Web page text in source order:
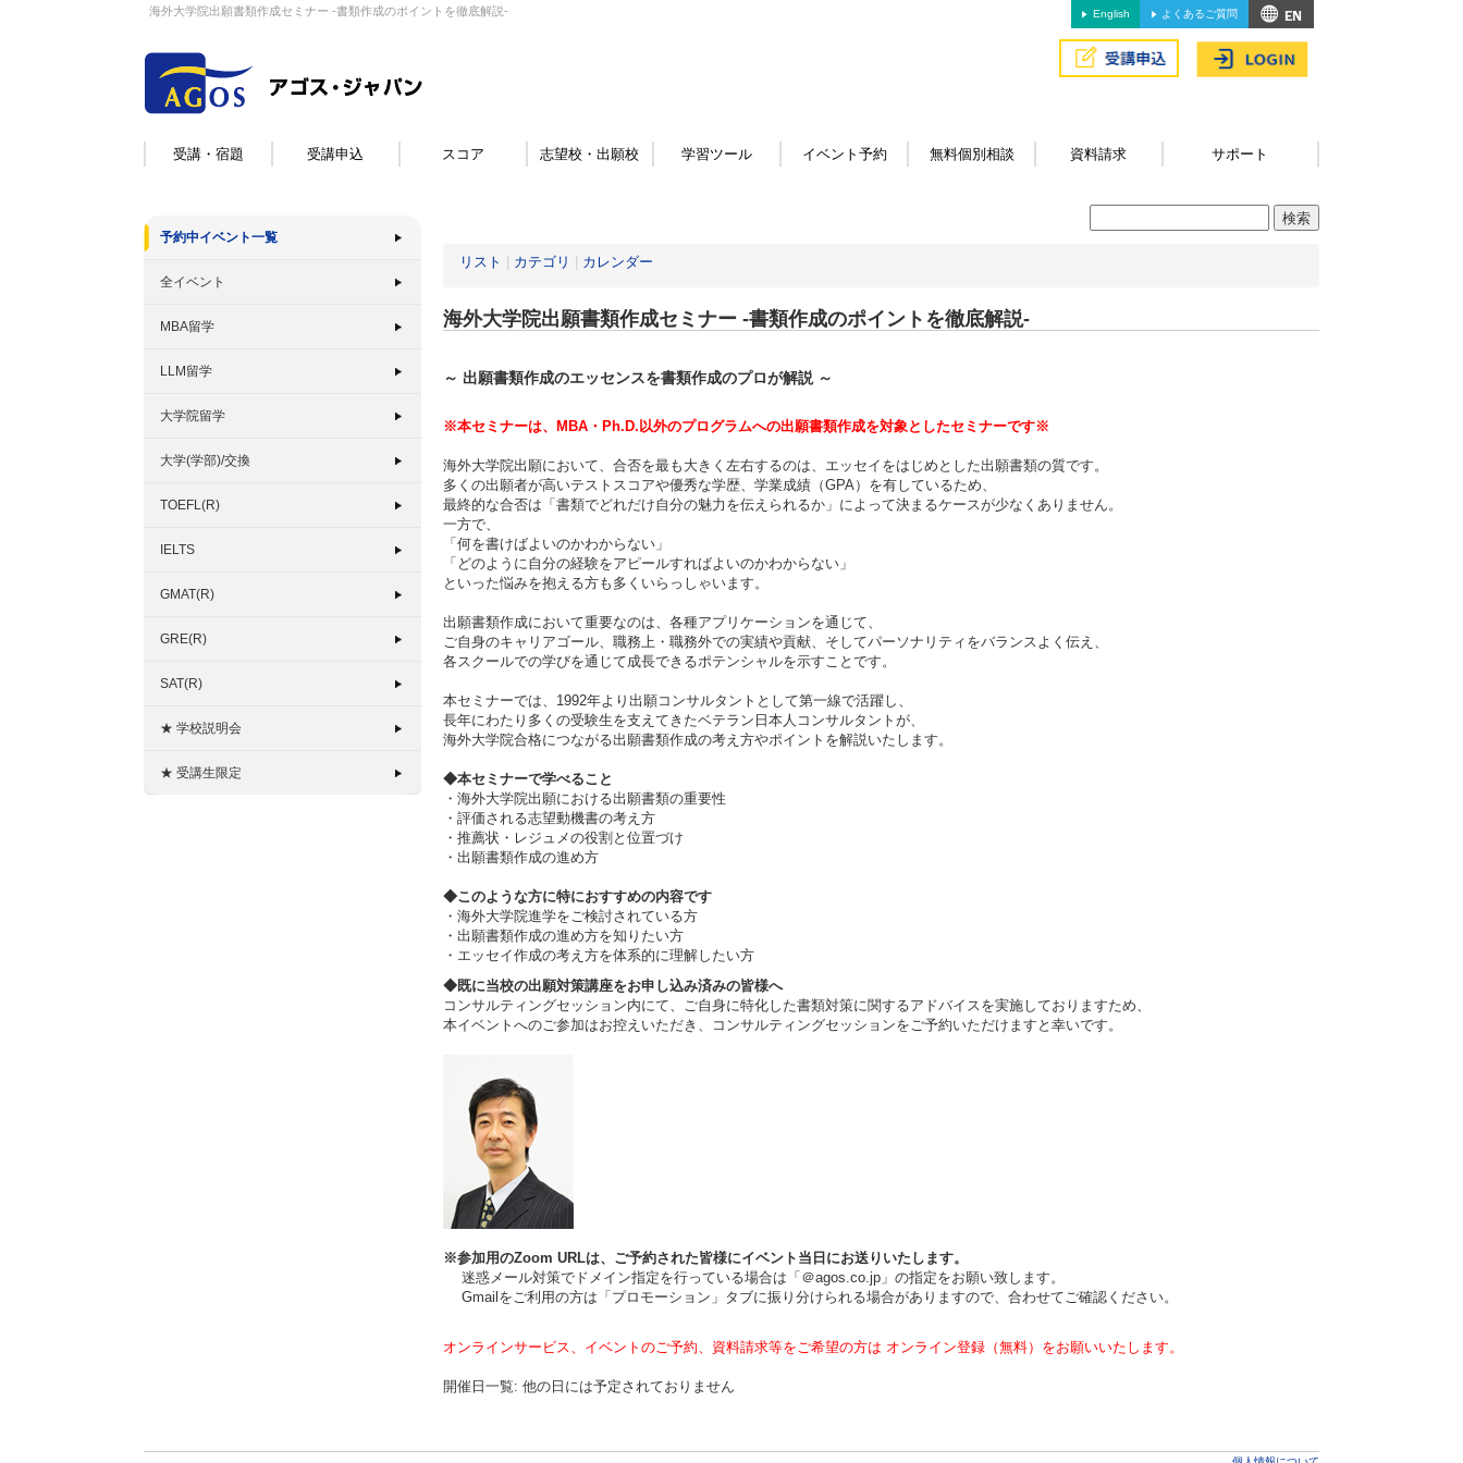
海外大学院出願書類作成セミナー -書類作成のポイントを徹底解説- English よくあるご質問
受講・宿題 受講申込 スコア 志望校・出願校 学習ツール イベント予約 無料個別相談 資料請求 サポート
予約中イベント一覧
全イベント
MBA留学
LLM留学
大学院留学
大学(学部)/交換
TOEFL(R)
IELTS
GMAT(R)
GRE(R)
SAT(R)
★ 学校説明会
★ 受講生限定
リスト カテゴリ カレンダー
海外大学院出願書類作成セミナー -書類作成のポイントを徹底解説-
～ 出願書類作成のエッセンスを書類作成のプロが解説 ～
※本セミナーは、MBA・Ph.D.以外のプログラムへの出願書類作成を対象としたセミナーです※
海外大学院出願において、合否を最も大きく左右するのは、エッセイをはじめとした出願書類の質です。
多くの出願者が高いテストスコアや優秀な学歴、学業成績（GPA）を有しているため、
最終的な合否は「書類でどれだけ自分の魅力を伝えられるか」によって決まるケースが少なくありません。
一方で、
「何を書けばよいのかわからない」
「どのように自分の経験をアピールすればよいのかわからない」
といった悩みを抱える方も多くいらっしゃいます。
出願書類作成において重要なのは、各種アプリケーションを通じて、
ご自身のキャリアゴール、職務上・職務外での実績や貢献、そしてパーソナリティをバランスよく伝え、
各スクールでの学びを通じて成長できるポテンシャルを示すことです。
本セミナーでは、1992年より出願コンサルタントとして第一線で活躍し、
長年にわたり多くの受験生を支えてきたベテラン日本人コンサルタントが、
海外大学院合格につながる出願書類作成の考え方やポイントを解説いたします。
◆本セミナーで学べること
・海外大学院出願における出願書類の重要性
・評価される志望動機書の考え方
・推薦状・レジュメの役割と位置づけ
・出願書類作成の進め方
◆このような方に特におすすめの内容です
・海外大学院進学をご検討されている方
・出願書類作成の進め方を知りたい方
・エッセイ作成の考え方を体系的に理解したい方
◆既に当校の出願対策講座をお申し込み済みの皆様へ
コンサルティングセッション内にて、ご自身に特化した書類対策に関するアドバイスを実施しておりますため、
本イベントへのご参加はお控えいただき、コンサルティングセッションをご予約いただけますと幸いです。
※参加用のZoom URLは、ご予約された皆様にイベント当日にお送りいたします。
迷惑メール対策でドメイン指定を行っている場合は「＠agos.co.jp」の指定をお願い致します。
Gmailをご利用の方は「プロモーション」タブに振り分けられる場合がありますので、合わせてご確認ください。
オンラインサービス、イベントのご予約、資料請求等をご希望の方は オンライン登録（無料）をお願いいたします。
開催日一覧: 他の日には予定されておりません